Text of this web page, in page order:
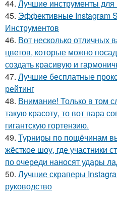
44. Лучшие инструменты для
45. Эффективные Instagram
Инструментов
46. Вот несколько отличных
цветов, которые можно
создать красивую и
47. Лучшие бесплатные
рейтинг
48. Внимание! Только в том
такую красоту, то вот пара
гигантскую гортензию.
49. Турниры по пощёчинам
жёсткое шоу, где участники
по очереди наносят удары
50. Лучшие скраперы
руководство